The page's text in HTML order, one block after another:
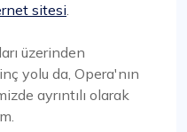
sitesi.
üzerinden
yolu da, Opera'nın
ayrıntılı olarak